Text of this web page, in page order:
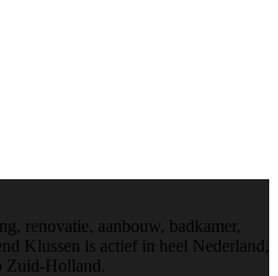
renovatie, aanbouw, badkamer,
Klussen is actief in heel Nederland,
Zuid-Holland.